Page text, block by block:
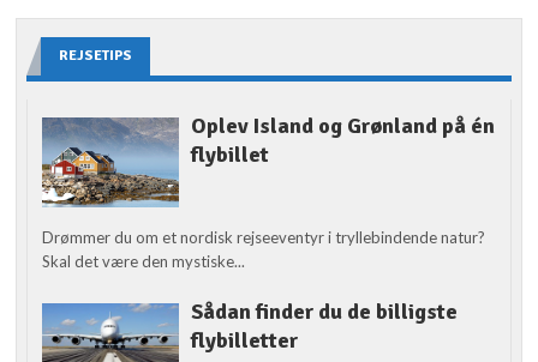
REJSETIPS
Oplev Island og Grønland på én
flybillet
Drømmer du om et nordisk rejseeventyr i tryllebindende natur?
Skal det være den mystiske...
Sådan finder du de billigste
flybilletter